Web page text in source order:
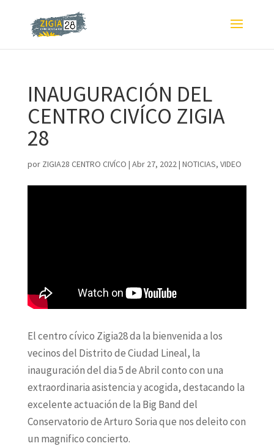
INAUGURACIÓN DEL
CENTRO CIVÍCO ZIGIA
28
por ZIGIA28 CENTRO CIVÍCO | Abr 27, 2022| NOTICIAS, VIDEO
El centro cívico Zigia28 da la bienvenida a los
vecinos del Distrito de Ciudad Lineal, la
inauguración del dia 5 de Abril conto con una
extraordinaria asistencia y acogida, destacando la
excelente actuación de la Big Band del
Conservatorio de Arturo Soria que nos deleito con
un magnifico concierto.